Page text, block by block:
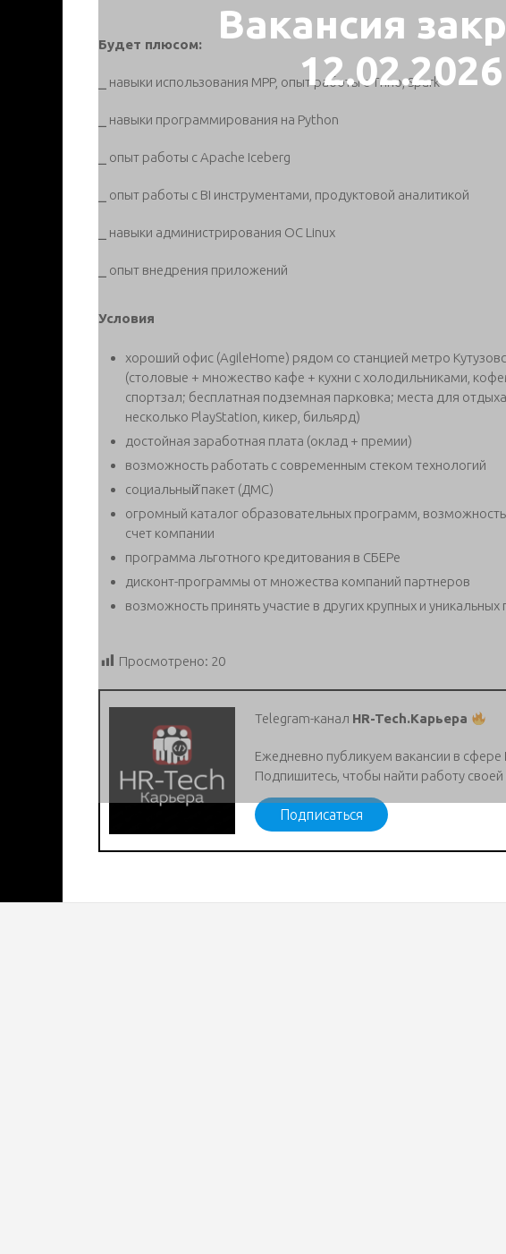
Вакансия
12.02.2026
Будет плюсом:
⎯ навыки использования MPP, опыт работы с Trino, Spark
⎯ навыки программирования на Python
⎯ опыт работы с Apache Iceberg
⎯ опыт работы с BI инструментами, продуктовой аналитикой
⎯ навыки администрирования ОС Linux
⎯ опыт внедрения приложений
Условия
хороший офис (AgileHome) рядом со станцией метро
(столовые + множество кафе + кухни с холодильниками,
спортзал; бесплатная подземная парковка; места для
несколько PlayStation, кикер, бильярд)
достойная заработная плата (оклад + премии)
возможность работать с современным стеком технологий
социальный̆ пакет (ДМС)
огромный каталог образовательных программ,
счет компании
программа льготного кредитования в СБЕРе
дисконт-программы от множества компаний партнеров
возможность принять участие в других крупных и уникальных
Просмотрено: 20
Telegram-канал HR-Tech.Карьера
Ежедневно публикуем вакансии в сфере
Подпишитесь, чтобы найти работу
Подписаться